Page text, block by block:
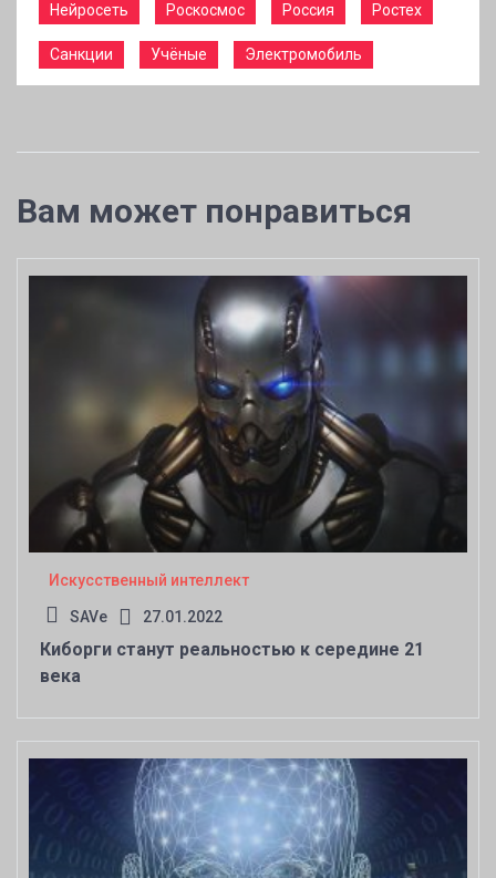
Нейросеть Роскосмос Россия Ростех
Санкции Учёные Электромобиль
Вам может понравиться
Искусственный интеллект
SAVe 27.01.2022
Киборги станут реальностью к середине 21
века